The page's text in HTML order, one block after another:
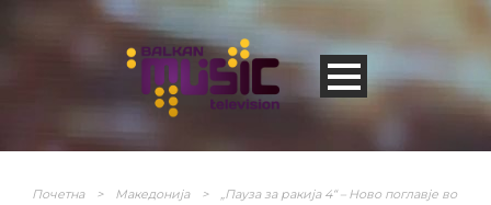
Почетна > Македонија >
„Пауза за ракија 4“ – Ново поглавје во